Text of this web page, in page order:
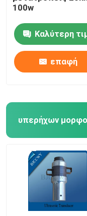
100w
Καλύτερη
επαφή